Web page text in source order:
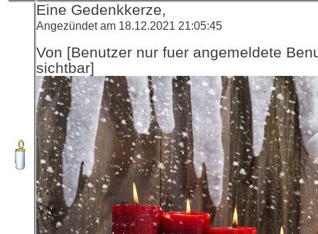
Eine Gedenkkerze,
Angezündet am 18.12.2021 21:05:45
Von [Benutzer nur fuer angemeldete
sichtbar]